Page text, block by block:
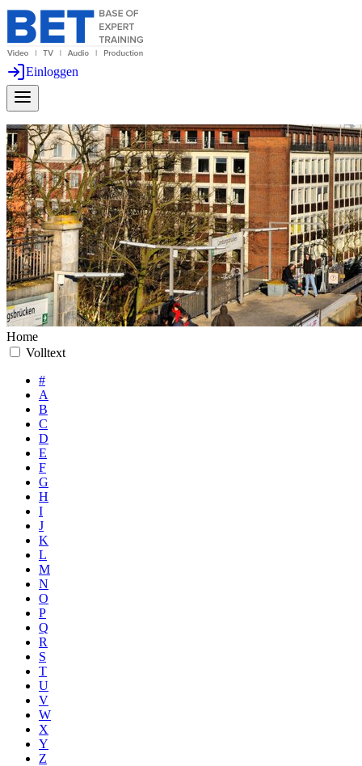
Einloggen
Home
Volltext
#
A
B
C
D
E
F
G
H
I
J
K
L
M
N
O
P
Q
R
S
T
U
V
W
X
Y
Z